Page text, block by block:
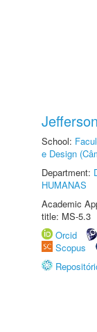
School:
e Design
Department:
HUMANAS
Academic
title: MS-5.3
Orcid
Scopus